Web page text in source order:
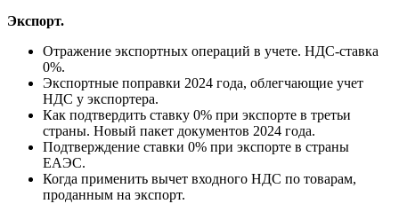
Экспорт.
Отражение экспортных операций в учете. НДС-ставка
0%.
Экспортные поправки 2024 года, облегчающие учет
НДС у экспортера.
Как подтвердить ставку 0% при экспорте в третьи
страны. Новый пакет документов 2024 года.
Подтверждение ставки 0% при экспорте в страны
ЕАЭС.
Когда применить вычет входного НДС по товарам,
проданным на экспорт.